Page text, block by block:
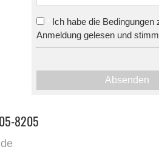
Ich habe die Bedingungen
Anmeldung gelesen und
Absenden
8205